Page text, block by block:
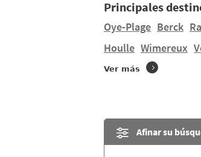
Principales
Oye-Plage Berck
Houlle Wimereux
Ver más
Afinar su